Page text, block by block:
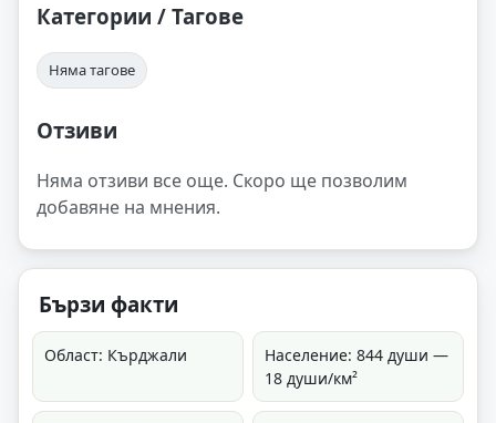
Категории / Тагове
Няма тагове
Отзиви
Няма отзиви все още. Скоро ще позволим
добавяне на мнения.
Бързи факти
Област: Кърджали
Население: 844 души —
18 души/км²